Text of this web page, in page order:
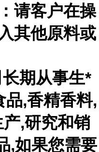
请客户在操
其他原料或
期从事生*
品,香精香料,
,研究和销
,如果您需要